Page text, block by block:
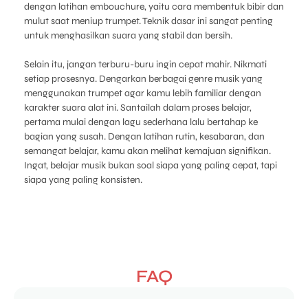
dengan latihan embouchure, yaitu cara membentuk bibir dan
mulut saat meniup trumpet. Teknik dasar ini sangat penting
untuk menghasilkan suara yang stabil dan bersih.
Selain itu, jangan terburu-buru ingin cepat mahir. Nikmati
setiap prosesnya. Dengarkan berbagai genre musik yang
menggunakan trumpet agar kamu lebih familiar dengan
karakter suara alat ini. Santailah dalam proses belajar,
pertama mulai dengan lagu sederhana lalu bertahap ke
bagian yang susah. Dengan latihan rutin, kesabaran, dan
semangat belajar, kamu akan melihat kemajuan signifikan.
Ingat, belajar musik bukan soal siapa yang paling cepat, tapi
siapa yang paling konsisten.
FAQ